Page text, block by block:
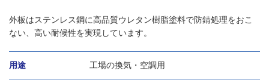
外板はステンレス鋼に高品質ウレタン樹脂塗料で防錆処理をおこ
ない、高い耐候性を実現しています。
用途 工場の換気・空調用